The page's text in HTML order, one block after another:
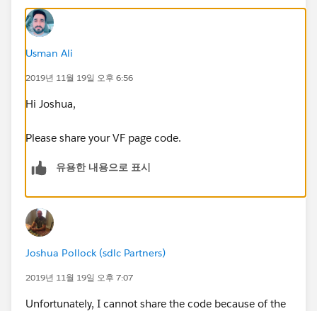
Usman Ali
2019년 11월 19일 오후 6:56
Hi Joshua,
Please share your VF page code.
유용한 내용으로 표시
Joshua Pollock (sdlc Partners)
2019년 11월 19일 오후 7:07
Unfortunately, I cannot share the code because of the